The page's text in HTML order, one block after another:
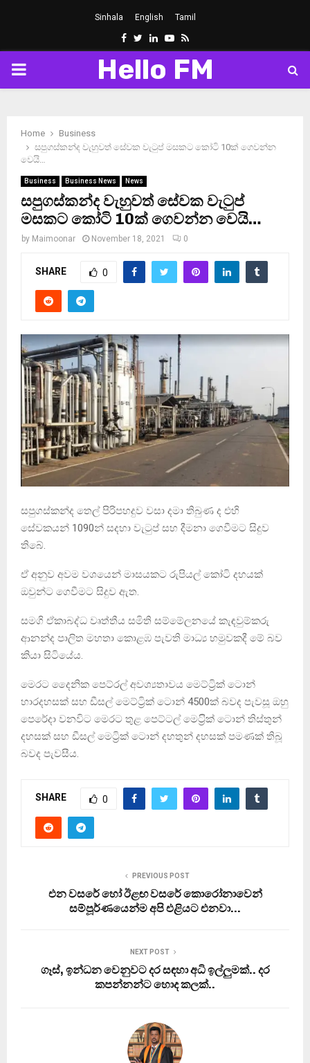
Sinhala English Tamil
Facebook
Twitter
LinkedinYoutube
Rss
PRIMARY
Hello FM
Home
Business
සපුගස්කන්ද වැහුවත් සේවක වැටුප් මසකට කෝටි 10ක් ගෙවන්න
වෙයි…
Business Business News News
සපුගස්කන්ද වැහුවත් සේවක වැටුප්
මසකට කෝටි 10ක් ගෙවන්න වෙයි…
by Maimoonar November 18, 2021 0
SHARE 0
සපුගස්කන්ද තෙල් පිරිපහදුව වසා දමා තිබුණ ද එහි
සේවකයන් 1090න් සදහා වැටුප් සහ දීමනා ගෙවීමට සිදුව
තිබේ.
ඒ අනුව අවම වශයෙන් මාසයකට රුපියල් කෝටි දහයක්
ඔවුන්ට ගෙවීමට සිදුව ඇත.
සමගි ඒකාබද්ධ වෘත්තීය සමිති සම්මේලනයේ කැඳවුම්කරු
ආනන්ද පාලිත මහතා කොළඹ පැවති මාධ්‍ය හමුවකදී මේ බව
කියා සිටියේය.
මෙරට දෛනික පෙට්රල් අවශ්‍යතාවය මෙට්ට්‍රික් ටොන්
හාරදහසක් සහ ඩීසල් මෙට්ට්‍රික් ටොන් 4500ක් බවද පැවසූ ඔහු
පෙරේදා වනවිට මෙරට තුළ පෙට්ටල් මෙට‍්‍රික් ටොන් තිස්තුන්
දහසක් සහ ඩීසල් මෙට්‍රික් ටොන් දහතුන් දහසක් පමණක් තිබූ
බවද පැවසීය.
SHARE 0
PREVIOUS POST
එන වසරේ හෝ ඊළඟ වසරේ කොරෝනාවෙන්
සම්පූර්ණයෙන්ම අපි එළියට එනවා…
NEXT POST
ගෑස්, ඉන්ධන වෙනුවට දර සඳහා අධි ඉල්ලුමක්.. දර
කපන්නන්ට හොද කලක්..